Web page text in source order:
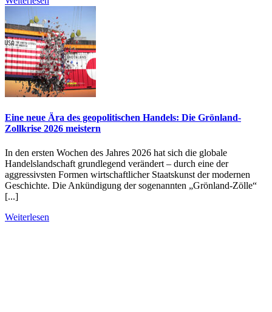
Eine neue Ära des geopolitischen Handels: Die Grönland-
Zollkrise 2026 meistern
In den ersten Wochen des Jahres 2026 hat sich die globale
Handelslandschaft grundlegend verändert – durch eine der
aggressivsten Formen wirtschaftlicher Staatskunst der modernen
Geschichte. Die Ankündigung der sogenannten „Grönland-Zölle“
[...]
Weiterlesen